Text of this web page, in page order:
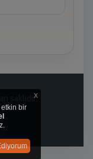
saklıdır.
x
bir